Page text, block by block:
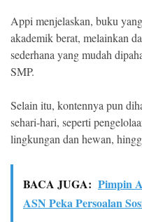
Appi menjelaskan, buku
akademik berat, melainkan
sederhana yang mudah
SMP.
Selain itu, kontennya pun
sehari-hari, seperti
lingkungan dan hewan,
BACA JUGA: Pimpin
ASN Peka Persoalan